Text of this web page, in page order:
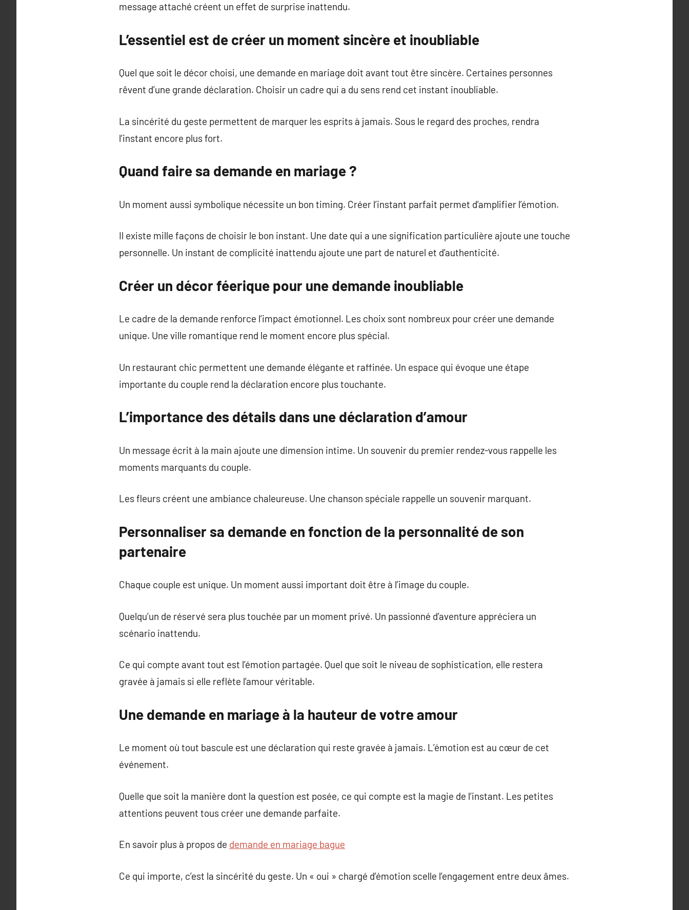
message attaché créent un effet de surprise inattendu.
L’essentiel est de créer un moment sincère et inoubliable
Quel que soit le décor choisi, une demande en mariage doit avant tout être sincère. Certaines personnes
rêvent d’une grande déclaration. Choisir un cadre qui a du sens rend cet instant inoubliable.
La sincérité du geste permettent de marquer les esprits à jamais. Sous le regard des proches, rendra
l’instant encore plus fort.
Quand faire sa demande en mariage ?
Un moment aussi symbolique nécessite un bon timing. Créer l’instant parfait permet d’amplifier l’émotion.
Il existe mille façons de choisir le bon instant. Une date qui a une signification particulière ajoute une touche
personnelle. Un instant de complicité inattendu ajoute une part de naturel et d’authenticité.
Créer un décor féerique pour une demande inoubliable
Le cadre de la demande renforce l’impact émotionnel. Les choix sont nombreux pour créer une demande
unique. Une ville romantique rend le moment encore plus spécial.
Un restaurant chic permettent une demande élégante et raffinée. Un espace qui évoque une étape
importante du couple rend la déclaration encore plus touchante.
L’importance des détails dans une déclaration d’amour
Un message écrit à la main ajoute une dimension intime. Un souvenir du premier rendez-vous rappelle les
moments marquants du couple.
Les fleurs créent une ambiance chaleureuse. Une chanson spéciale rappelle un souvenir marquant.
Personnaliser sa demande en fonction de la personnalité de son
partenaire
Chaque couple est unique. Un moment aussi important doit être à l’image du couple.
Quelqu’un de réservé sera plus touchée par un moment privé. Un passionné d’aventure appréciera un
scénario inattendu.
Ce qui compte avant tout est l’émotion partagée. Quel que soit le niveau de sophistication, elle restera
gravée à jamais si elle reflète l’amour véritable.
Une demande en mariage à la hauteur de votre amour
Le moment où tout bascule est une déclaration qui reste gravée à jamais. L’émotion est au cœur de cet
événement.
Quelle que soit la manière dont la question est posée, ce qui compte est la magie de l’instant. Les petites
attentions peuvent tous créer une demande parfaite.
En savoir plus à propos de demande en mariage bague
Ce qui importe, c’est la sincérité du geste. Un « oui » chargé d’émotion scelle l’engagement entre deux âmes.